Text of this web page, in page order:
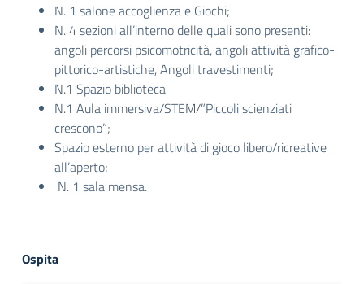
N. 1 salone accoglienza e Giochi;
N. 4 sezioni all’interno delle quali sono presenti:
angoli percorsi psicomotricità, angoli attività grafico-
pittorico-artistiche, Angoli travestimenti;
N.1 Spazio biblioteca
N.1 Aula immersiva/STEM/”Piccoli scienziati
crescono”;
Spazio esterno per attività di gioco libero/ricreative
all’aperto;
N. 1 sala mensa.
Ospita